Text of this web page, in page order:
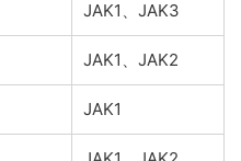
JAK1、JAK3
JAK1、JAK2
JAK1